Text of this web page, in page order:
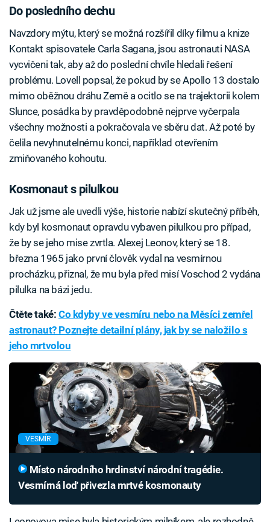
Do posledního dechu
Navzdory mýtu, který se možná rozšířil díky filmu a knize
Kontakt spisovatele Carla Sagana, jsou astronauti NASA
vycvičeni tak, aby až do poslední chvíle hledali řešení
problému. Lovell popsal, že pokud by se Apollo 13 dostalo
mimo oběžnou dráhu Země a ocitlo se na trajektorii kolem
Slunce, posádka by pravděpodobně nejprve vyčerpala
všechny možnosti a pokračovala ve sběru dat. Až poté by
čelila nevyhnutelnému konci, například otevřením
zmiňovaného kohoutu.
Kosmonaut s pilulkou
Jak už jsme ale uvedli výše, historie nabízí skutečný příběh,
kdy byl kosmonaut opravdu vybaven pilulkou pro případ,
že by se jeho mise zvrtla. Alexej Leonov, který se 18.
března 1965 jako první člověk vydal na vesmírnou
procházku, přiznal, že mu byla před misí Voschod 2 vydána
pilulka na bázi jedu.
Čtěte také: Co kdyby ve vesmíru nebo na Měsíci zemřel
astronaut? Poznejte detailní plány, jak by se naložilo s
jeho mrtvolou
VESMÍR
Vesmírná loď přivezla mrtvé kosmonauty